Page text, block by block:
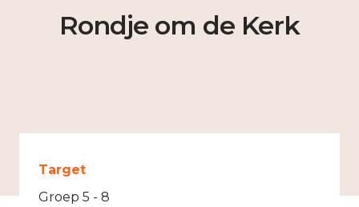
Rondje om de Kerk
Target
Groep 5 - 8